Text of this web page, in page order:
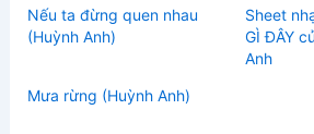
Nếu ta đừng quen nhau
(Huỳnh Anh)
Sheet
GÌ ĐÂY
Anh
Mưa rừng (Huỳnh Anh)